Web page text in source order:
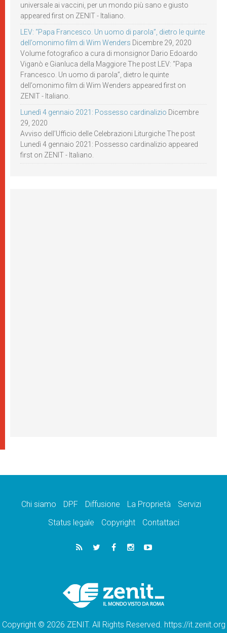
universale ai vaccini, per un mondo più sano e giusto
appeared first on ZENIT - Italiano.
LEV: “Papa Francesco. Un uomo di parola”, dietro le quinte
dell’omonimo film di Wim Wenders Dicembre 29, 2020
Volume fotografico a cura di monsignor Dario Edoardo
Viganò e Gianluca della Maggiore The post LEV: “Papa
Francesco. Un uomo di parola”, dietro le quinte
dell’omonimo film di Wim Wenders appeared first on
ZENIT - Italiano.
Lunedì 4 gennaio 2021: Possesso cardinalizio Dicembre
29, 2020
Avviso dell’Ufficio delle Celebrazioni Liturgiche The post
Lunedì 4 gennaio 2021: Possesso cardinalizio appeared
first on ZENIT - Italiano.
Chi siamo DPF Diffusione La Proprietà
Servizi
Status legale
Copyright Contattaci
Copyright © 2026 ZENIT. All Rights Reserved. https://it.zenit.org